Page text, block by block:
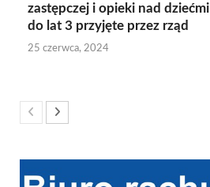
zastępczej i opieki nad dziećmi
do lat 3 przyjęte przez rząd
25 czerwca, 2024